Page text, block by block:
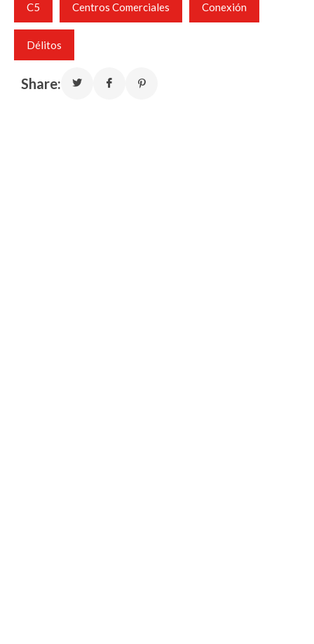
C5 Centros Comerciales Conexión
Délitos
Share: